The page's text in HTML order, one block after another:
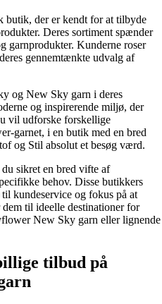
butik, der er kendt for at tilbyde
Deres sortiment spænder
garnprodukter. Kunderne roser
gennemtænkte udvalg af
og New Sky garn i deres
og inspirerende miljø, der
vil udforske forskellige
garnet, i en butik med en bred
og Stil absolut et besøg værd.
sikret en bred vifte af
behov. Disse butikkers
kundeservice og fokus på at
til ideelle destinationer for
New Sky garn eller lignende
tilbud på